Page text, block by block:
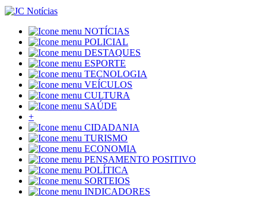
NOTÍCIAS
POLICIAL
DESTAQUES
ESPORTE
TECNOLOGIA
VEÍCULOS
CULTURA
SAÚDE
+
CIDADANIA
TURISMO
ECONOMIA
PENSAMENTO POSITIVO
POLÍTICA
SORTEIOS
INDICADORES